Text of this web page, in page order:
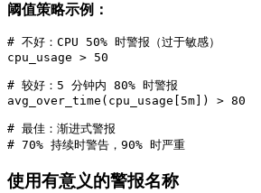
阈值策略示例：
# 不好：CPU 50% 时警报（过于敏感）
cpu_usage > 50
# 较好：5 分钟内 80% 时警报
avg_over_time(cpu_usage[5m]) > 80
# 最佳：渐进式警报
使用有意义的警报名称